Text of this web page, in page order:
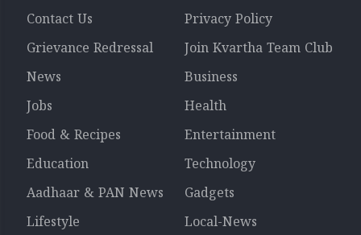
Contact Us
Privacy Policy
Grievance Redressal
Join Kvartha Team Club
News
Business
Jobs
Health
Food & Recipes
Entertainment
Education
Technology
Aadhaar & PAN News
Gadgets
Lifestyle
Local-News